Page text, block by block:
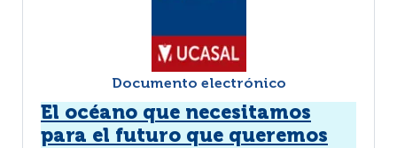
Documento electrónico
El océano que necesitamos
para el futuro que queremos